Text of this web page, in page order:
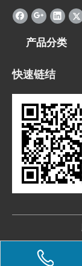
产品分类
快速链结